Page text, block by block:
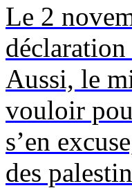
Le 2
Aussi, le
vouloir
s’en
des